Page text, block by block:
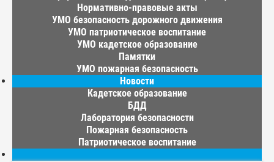
Нормативно-правовые акты
УМО безопасность дорожного движения
УМО патриотическое воспитание
УМО кадетское образование
Памятки
УМО пожарная безопасность
Новости
Кадетское образование
БДД
Лаборатория безопасности
Пожарная безопасность
Патриотическое воспитание